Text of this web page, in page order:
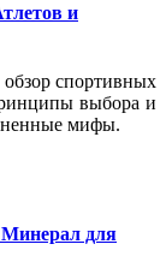
и
обзор спортивных
выбора и
мифы.
для